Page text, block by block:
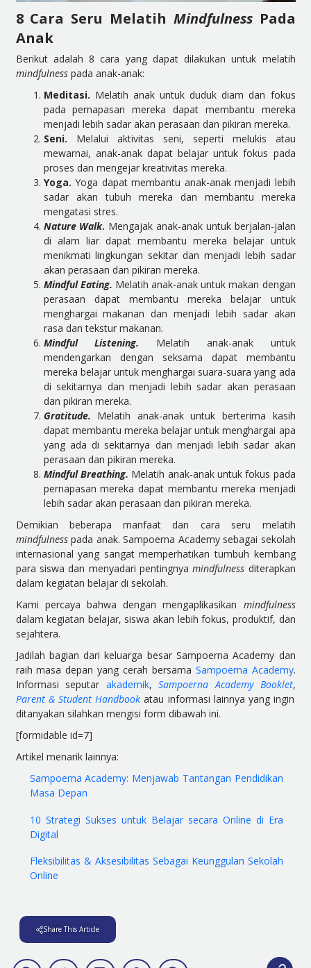
8 Cara Seru Melatih MindfulnessPada
Anak
Berikut adalah 8 cara yang dapat dilakukan untuk melatih
mindfulnesspada anak-anak:
Meditasi. Melatih anak untuk duduk diam dan fokus
pada pernapasan mereka dapat membantu mereka
menjadi lebih sadar akan perasaan dan pikiran mereka.
Seni. Melalui aktivitas seni, seperti melukis atau
mewarnai, anak-anak dapat belajar untuk fokus pada
proses dan mengejar kreativitas mereka.
Yoga. Yoga dapat membantu anak-anak menjadi lebih
sadar akan tubuh mereka dan membantu mereka
mengatasi stres.
Nature Walk. Mengajak anak-anak untuk berjalan-jalan
di alam liar dapat membantu mereka belajar untuk
menikmati lingkungan sekitar dan menjadi lebih sadar
akan perasaan dan pikiran mereka.
Mindful Eating. Melatih anak-anak untuk makan dengan
perasaan dapat membantu mereka belajar untuk
menghargai makanan dan menjadi lebih sadar akan
rasa dan tekstur makanan.
Mindful Listening. Melatih anak-anak untuk
mendengarkan dengan seksama dapat membantu
mereka belajar untuk menghargai suara-suara yang ada
di sekitarnya dan menjadi lebih sadar akan perasaan
dan pikiran mereka.
Gratitude. Melatih anak-anak untuk berterima kasih
dapat membantu mereka belajar untuk menghargai apa
yang ada di sekitarnya dan menjadi lebih sadar akan
perasaan dan pikiran mereka.
Mindful Breathing. Melatih anak-anak untuk fokus pada
pernapasan mereka dapat membantu mereka menjadi
lebih sadar akan perasaan dan pikiran mereka.
Demikian beberapa manfaat dan cara seru melatih
mindfulnesspada anak. Sampoerna Academy sebagai sekolah
internasional yang sangat memperhatikan tumbuh kembang
para siswa dan menyadari pentingnyamindfulness diterapkan
dalam kegiatan belajar di sekolah.
Kami percaya bahwa dengan mengaplikasikan mindfulness
dalam kegiatan belajar, siswa akan lebih fokus, produktif, dan
sejahtera.
Jadilah bagian dari keluarga besar Sampoerna Academy dan
raih masa depan yang cerah bersama Sampoerna Academy.
Informasi seputar akademik, Sampoerna Academy Booklet,
Parent & Student Handbook atau informasi lainnya yang ingin
ditanyakan silahkan mengisi form dibawah ini.
[formidable id=7]
Artikel menarik lainnya:
Sampoerna Academy: Menjawab Tantangan Pendidikan
Masa Depan
10 Strategi Sukses untuk Belajar secara Online di Era
Digital
Fleksibilitas & Aksesibilitas Sebagai Keunggulan Sekolah
Online
Share This Article